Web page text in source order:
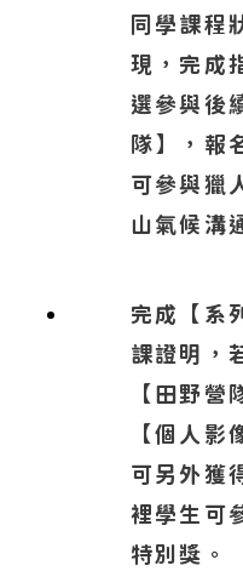
同學課程
現，完成
選參與後
隊】，報
可參與獵
山氣候溝
完成【系
課證明，
【田野營
【個人影
可另外獲
裡學生可
特別獎。